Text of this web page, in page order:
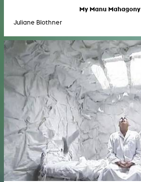
My Manu Mahagony
Juliane Blothner